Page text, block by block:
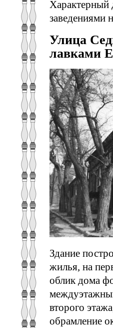
Характерный
заведениями
Улица
лавками
Здание
жилья, на
облик дома
второго
обрамление